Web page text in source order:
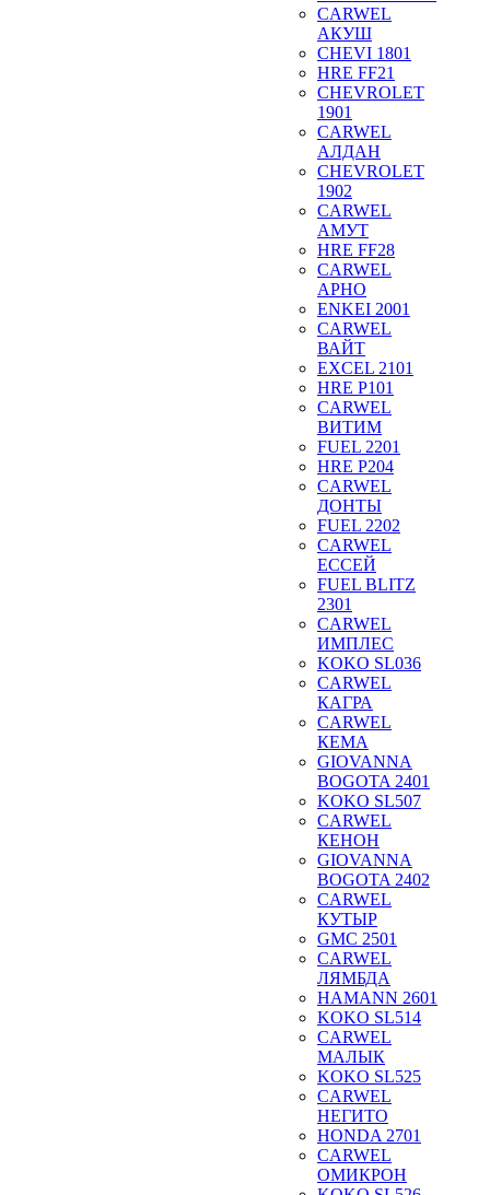
CARWEL
АКУШ
CHEVI 1801
HRE FF21
CHEVROLET
1901
CARWEL
АЛДАН
CHEVROLET
1902
CARWEL
АМУТ
HRE FF28
CARWEL
АРНО
ENKEI 2001
CARWEL
ВАЙТ
EXCEL 2101
HRE P101
CARWEL
ВИТИМ
FUEL 2201
HRE P204
CARWEL
ДОНТЫ
FUEL 2202
CARWEL
ЕССЕЙ
FUEL BLITZ
2301
CARWEL
ИМПЛЕС
KOKO SL036
CARWEL
КАГРА
CARWEL
КЕМА
GIOVANNA
BOGOTA 2401
KOKO SL507
CARWEL
КЕНОН
GIOVANNA
BOGOTA 2402
CARWEL
КУТЫР
GMC 2501
CARWEL
ЛЯМБДА
HAMANN 2601
KOKO SL514
CARWEL
МАЛЫК
KOKO SL525
CARWEL
НЕГИТО
HONDA 2701
CARWEL
ОМИКРОН